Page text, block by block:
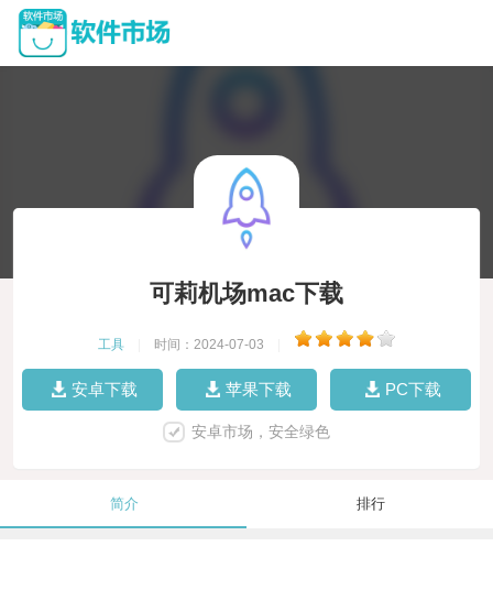
可莉机场mac下载
工具 时间：2024-07-03
安卓下载 苹果下载 PC下载
安卓市场，安全绿色
简介 排行